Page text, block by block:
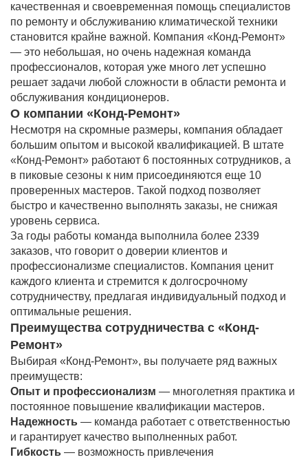
качественная и своевременная помощь специалистов
по ремонту и обслуживанию климатической техники
становится крайне важной. Компания «Конд-Ремонт»
— это небольшая, но очень надежная команда
профессионалов, которая уже много лет успешно
решает задачи любой сложности в области ремонта и
обслуживания кондиционеров.
О компании «Конд-Ремонт»
Несмотря на скромные размеры, компания обладает
большим опытом и высокой квалификацией. В штате
«Конд-Ремонт» работают 6 постоянных сотрудников, а
в пиковые сезоны к ним присоединяются еще 10
проверенных мастеров. Такой подход позволяет
быстро и качественно выполнять заказы, не снижая
уровень сервиса.
За годы работы команда выполнила более 2339
заказов, что говорит о доверии клиентов и
профессионализме специалистов. Компания ценит
каждого клиента и стремится к долгосрочному
сотрудничеству, предлагая индивидуальный подход и
оптимальные решения.
Преимущества сотрудничества с «Конд-
Ремонт»
Выбирая «Конд-Ремонт», вы получаете ряд важных
преимуществ:
Опыт и профессионализм — многолетняя практика и
постоянное повышение квалификации мастеров.
Надежность — команда работает с ответственностью
и гарантирует качество выполненных работ.
Гибкость — возможность привлечения